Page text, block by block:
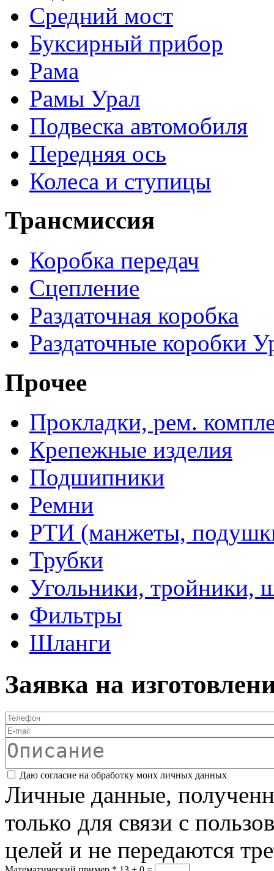
Средний мост
Буксирный прибор
Рама
Рамы Урал
Подвеска автомобиля
Передняя ось
Колеса и ступицы
Трансмиссия
Коробка передач
Сцепление
Раздаточная коробка
Раздаточные коробки
Прочее
Прокладки, рем.
Крепежные изделия
Подшипники
Ремни
РТИ (манжеты,
Трубки
Угольники, тройники,
Фильтры
Шланги
Заявка на
Телефон
E-mail
Описание
Соглашение*
Даю согласие на обработку моих личных данных
Личные данные,
только для связи с
целей и не передаются